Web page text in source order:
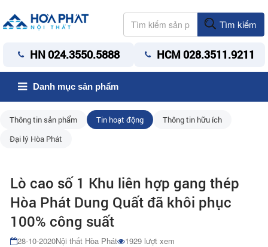
Tìm kiếm
HN 024.3550.5888 HCM 028.3511.9211
Danh mục sản phẩm
Thông tin sản phẩm Tin hoạt động
Thông tin hữu ích
Đại lý Hòa Phát
Lò cao số 1 Khu liên hợp gang thép
Hòa Phát Dung Quất đã khôi phục
100% công suất
28-10-2020Nội thất Hòa Phát 1929 lượt xem